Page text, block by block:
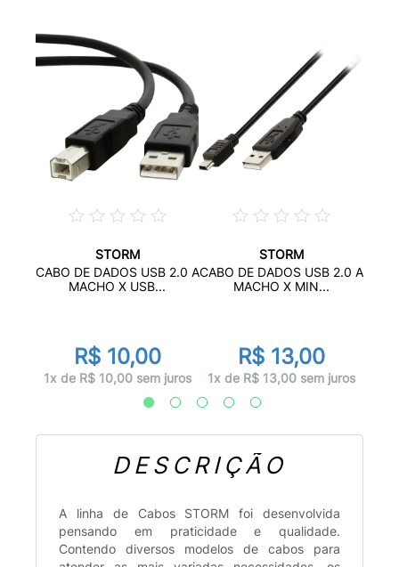
STORM
CABO DE DADOS USB 2.0 A
MACHO X USB...
R$ 10,00
1x de R$ 10,00 sem juros
STORM
CABO DE DADOS USB 2.0 A
MACHO X MIN...
R$ 13,00
1x de R$ 13,00 sem juros
DESCRIÇÃO
A linha de Cabos STORM foi desenvolvida
pensando em praticidade e qualidade.
Contendo diversos modelos de cabos para